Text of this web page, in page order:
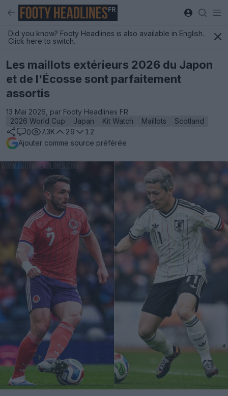
FR
Did you know? Footy Headlines is also available in English.
Click here to switch.
Les maillots extérieurs 2026 du Japon
et de l'Écosse sont parfaitement
assortis
13 Mai 2026, par Footy Headlines FR
2026 World Cup
Japan Kit Watch Maillots
Scotland
0
7.3K 29
12
Ajouter comme source préférée